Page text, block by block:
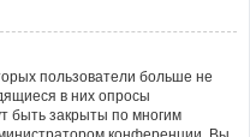
пользователи больше не
в них опросы
быть закрыты по многим